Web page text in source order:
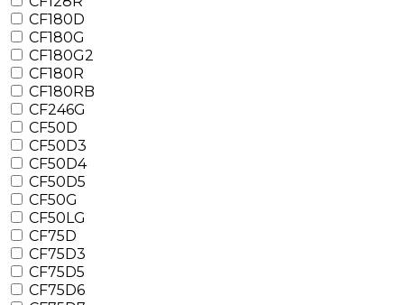
CF180D
CF180G
CF180G2
CF180R
CF180RB
CF246G
CF50D
CF50D3
CF50D4
CF50D5
CF50G
CF50LG
CF75D
CF75D3
CF75D5
CF75D6